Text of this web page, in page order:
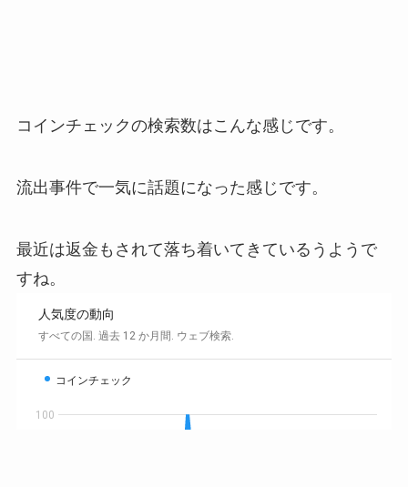
コインチェックの検索数はこんな感じです。
流出事件で一気に話題になった感じです。
最近は返金もされて落ち着いてきているうようで
すね。